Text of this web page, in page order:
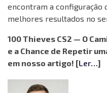
encontram a configuração
melhores resultados no
100 Thieves CS2 — O
e a Chance de Repetir
em nosso artigo! [Ler…]